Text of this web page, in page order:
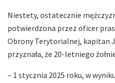
Niestety, ostatecznie
potwierdzona przez oficer
Obrony Terytorialnej, kapitan
przyznała, że 20-letniego
– 1 stycznia 2025 roku, w